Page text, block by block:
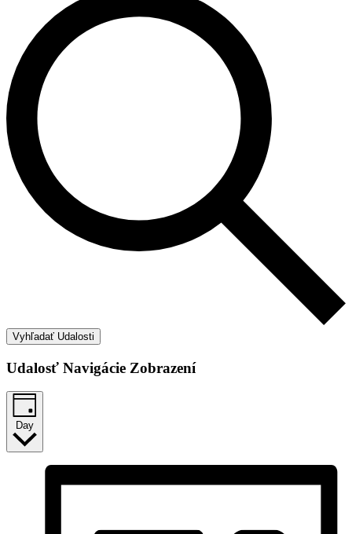
Vyhľadať Udalosti
Udalosť Navigácie Zobrazení
Day